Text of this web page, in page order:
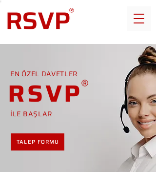
EN ÖZEL DAVETLER
RSVP
İLE BAŞLAR
TALEP FORMU